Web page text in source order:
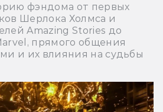
фэндома от первых
Шерлока Холмса и
Amazing Stories до
прямого общения
и их влияния на судьбы